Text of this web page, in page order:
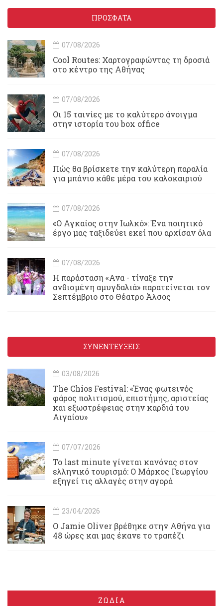
ΠΡΟΣΦΑΤΑ
07/08/2026
Cool Routes: Χαρτογραφώντας τη δροσιά
στο κέντρο της Αθήνας
07/08/2026
Οι 15 ταινίες με το καλύτερο άνοιγμα
στην ιστορία του box office
07/08/2026
Πώς θα βρίσκετε την καλύτερη παραλία
για μπάνιο κάθε μέρα του καλοκαιριού
07/08/2026
«Ο Αγκαίος στην Ιωλκό»: Ένα ποιητικό
έργο μας ταξιδεύει εκεί που αρχίσαν όλα
07/08/2026
Η παράσταση «Ανα - τίναξε την
ανθισμένη αμυγδαλιά» παρατείνεται τον
Σεπτέμβριο στο Θέατρο Άλσος
ΣΥΝΕΝΤΕΥΞΕΙΣ
03/08/2026
Τhe Chios Festival: «Ένας φωτεινός
φάρος πολιτισμού, επιστήμης, αριστείας
και εξωστρέφειας στην καρδιά του
Αιγαίου»
07/07/2026
Το last minute γίνεται κανόνας στον
ελληνικό τουρισμό: Ο Μάρκος Γεωργίου
εξηγεί τις αλλαγές στην αγορά
23/04/2026
Ο Jamie Oliver βρέθηκε στην Αθήνα για
48 ώρες και μας έκανε το τραπέζι
ΖΩΔΙΑ